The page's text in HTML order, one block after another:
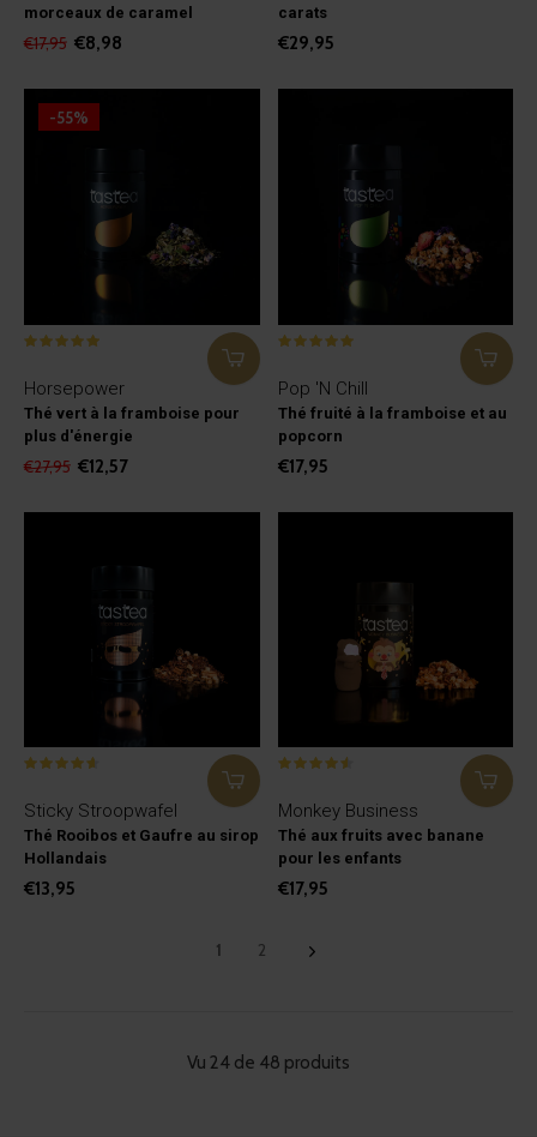
morceaux de caramel
€17,95 €8,98
carats
€29,95
-55%
Horsepower
Thé vert à la framboise pour
plus d'énergie
€27,95 €12,57
Pop 'N Chill
Thé fruité à la framboise et au
popcorn
€17,95
Sticky Stroopwafel
Thé Rooibos et Gaufre au sirop
Hollandais
€13,95
Monkey Business
Thé aux fruits avec banane
pour les enfants
€17,95
1 2
Vu 24 de 48 produits